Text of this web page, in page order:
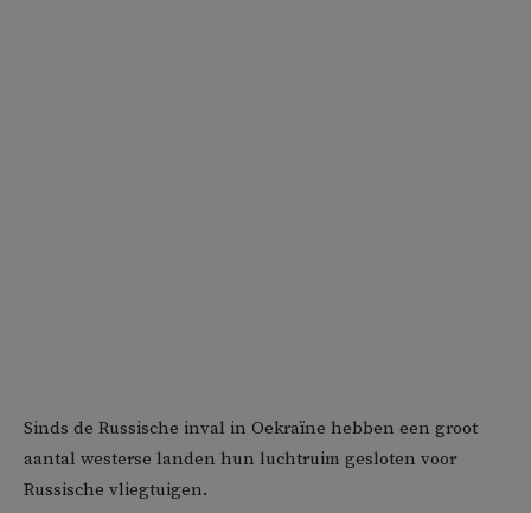
Sinds de Russische inval in Oekraïne hebben een groot
aantal westerse landen hun luchtruim gesloten voor
Russische vliegtuigen.